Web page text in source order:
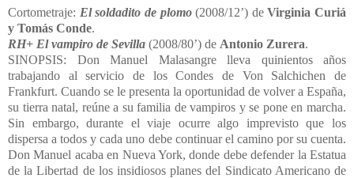
Cortometraje: El soldadito de plomo(2008/12’) deVirginia Curiá
y Tomás Conde.
RH+ El vampiro de Sevilla (2008/80’) de Antonio Zurera.
SINOPSIS: Don Manuel Malasangre lleva quinientos años
trabajando al servicio de los Condes de Von Salchichen de
Frankfurt. Cuando se le presenta la oportunidad de volver a España,
su tierra natal, reúne a su familia de vampiros y se pone en marcha.
Sin embargo, durante el viaje ocurre algo imprevisto que los
dispersa a todos y cada uno debe continuar el camino por su cuenta.
Don Manuel acaba en Nueva York, donde debe defender la Estatua
de la Libertad de los insidiosos planes del Sindicato Americano de